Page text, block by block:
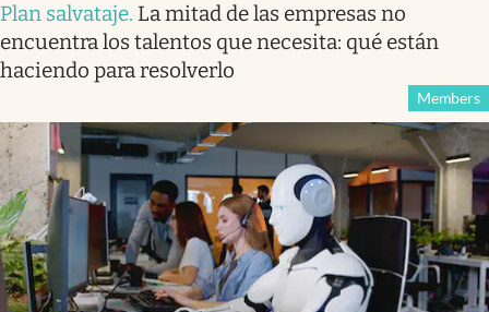
Plan salvataje. La mitad de las empresas no
encuentra los talentos que necesita: qué están
haciendo para resolverlo
Members